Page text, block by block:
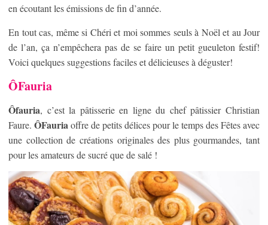
en écoutant les émissions de fin d’année.
En tout cas, même si Chéri et moi sommes seuls à Noël et au Jour
de l’an, ça n’empêchera pas de se faire un petit gueuleton festif!
Voici quelques suggestions faciles et délicieuses à déguster!
ÔFauria
Ôfauria, c’est la pâtisserie en ligne du chef pâtissier Christian
Faure. ÔFauria offre de petits délices pour le temps des Fêtes avec
une collection de créations originales des plus gourmandes, tant
pour les amateurs de sucré que de salé !